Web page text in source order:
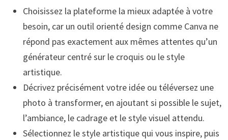
Choisissez la plateforme la mieux adaptée à votre
besoin, car un outil orienté design comme Canva ne
répond pas exactement aux mêmes attentes qu’un
générateur centré sur le croquis ou le style
artistique.
Décrivez précisément votre idée ou téléversez une
photo à transformer, en ajoutant si possible le sujet,
l’ambiance, le cadrage et le style visuel attendu.
Sélectionnez le style artistique qui vous inspire, puis